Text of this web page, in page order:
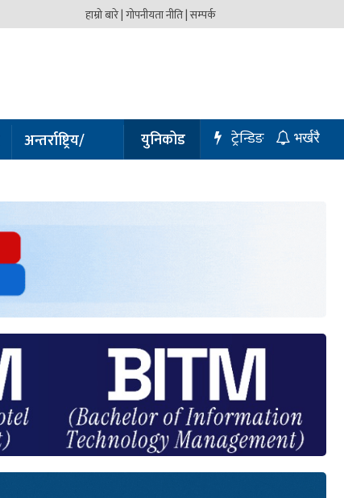
हाम्रो बारे |गोपनीयता नीति |सम्पर्क
अन्तर्राष्ट्रिय/
प्रबास
युनिकोड भर्खरै
ट्रेन्डिङ